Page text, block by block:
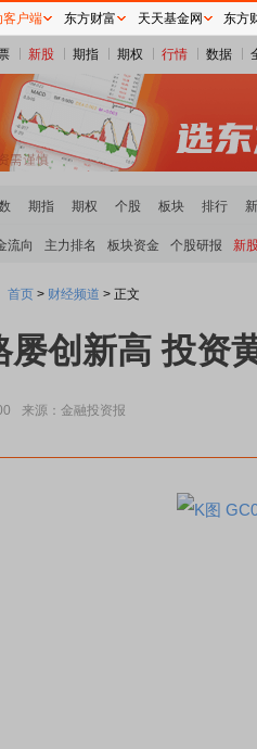
新股 期指 期权 行情 数据
期指 期权 个股 板块 排行
流向 主力排名 板块资金 个股研报 新
首页 > 财经频道 > 正文
屡创新高 投资
来源：金融投资报
客户端 东方财富 天天基金网 东方